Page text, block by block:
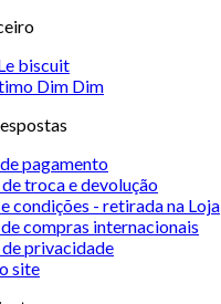
biscuit
Dim Dim
pagamento
troca e devolução
condições - retirada na Loja
compras internacionais
privacidade
site